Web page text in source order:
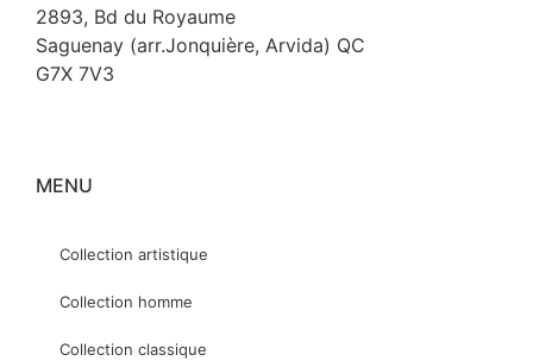
2893, Bd du Royaume
Saguenay (arr.Jonquière, Arvida) QC
G7X 7V3
MENU
Collection artistique
Collection homme
Collection classique